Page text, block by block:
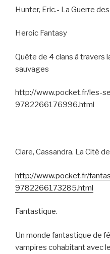
Hunter, Eric.- La Guerre
Heroic Fantasy
Quête de 4 clans à travers
sauvages
http://www.pocket.fr/les-
9782266176996.html
Clare, Cassandra. La Cité
http://www.pocket.fr/
9782266173285.html
Fantastique.
Un monde fantastique de
vampires cohabitant avec